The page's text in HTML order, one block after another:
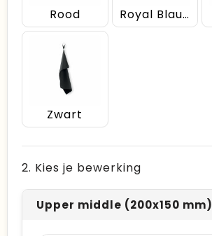
Rood Royal Blauw
Zwart
2. Kies je bewerking
Upper middle (200x150 mm)